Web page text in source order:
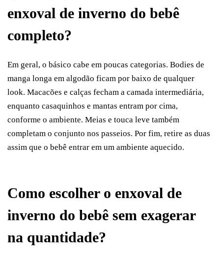
enxoval de inverno do bebê
completo?
Em geral, o básico cabe em poucas categorias. Bodies de
manga longa em algodão ficam por baixo de qualquer
look. Macacões e calças fecham a camada intermediária,
enquanto casaquinhos e mantas entram por cima,
conforme o ambiente. Meias e touca leve também
completam o conjunto nos passeios. Por fim, retire as duas
assim que o bebê entrar em um ambiente aquecido.
Como escolher o enxoval de
inverno do bebê sem exagerar
na quantidade?